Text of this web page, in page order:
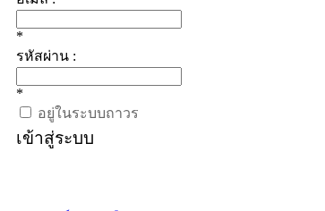
*
รหัสผ่าน :
*
อยู่ในระบบถาวร
เข้าสู่ระบบ